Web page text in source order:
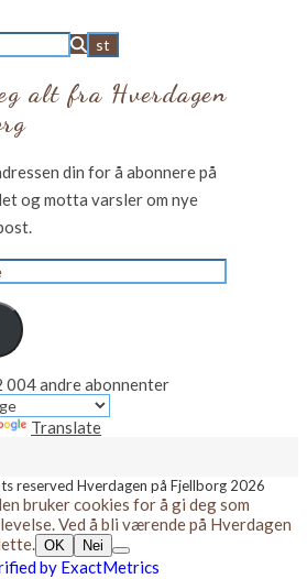
alt fra Hverdagen
din for å abonnere på
og motta varsler om nye
004 andre abonnenter
Translate
reserved Hverdagen på Fjellborg 2026
bruker cookies for å gi deg som
Ved å bli værende på Hverdagen
OK Nei